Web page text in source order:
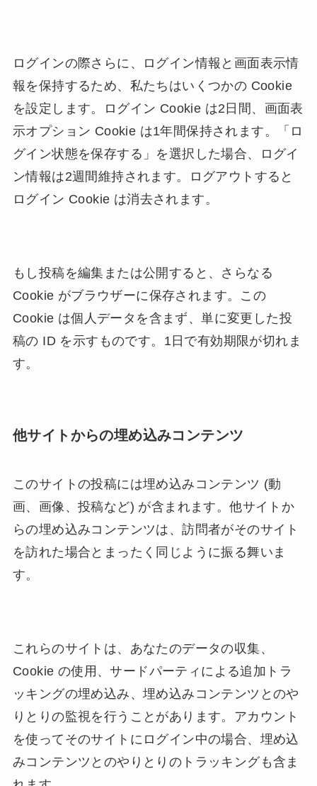
ログインの際さらに、ログイン情報と画面表示情
報を保持するため、私たちはいくつかの Cookie
を設定します。ログイン Cookie は2日間、画面表
示オプション Cookie は1年間保持されます。「ロ
グイン状態を保存する」を選択した場合、ログイ
ン情報は2週間維持されます。ログアウトすると
ログイン Cookie は消去されます。
もし投稿を編集または公開すると、さらなる
Cookie がブラウザーに保存されます。この
Cookie は個人データを含まず、単に変更した投
稿の ID を示すものです。1日で有効期限が切れま
す。
他サイトからの埋め込みコンテンツ
このサイトの投稿には埋め込みコンテンツ (動
画、画像、投稿など) が含まれます。他サイトか
らの埋め込みコンテンツは、訪問者がそのサイト
を訪れた場合とまったく同じように振る舞いま
す。
これらのサイトは、あなたのデータの収集、
Cookie の使用、サードパーティによる追加トラ
ッキングの埋め込み、埋め込みコンテンツとのや
りとりの監視を行うことがあります。アカウント
を使ってそのサイトにログイン中の場合、埋め込
みコンテンツとのやりとりのトラッキングも含ま